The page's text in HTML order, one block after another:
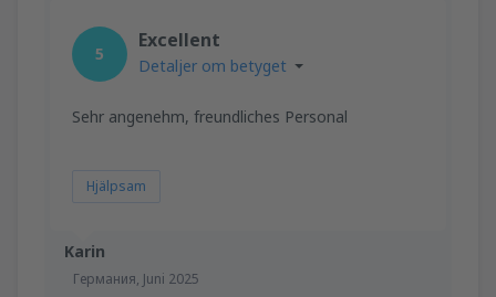
Karin
Германия, Juni 2025
5
Excellent
Detaljer om betyget
Sehr angenehm, freundliches Personal
Hjälpsam